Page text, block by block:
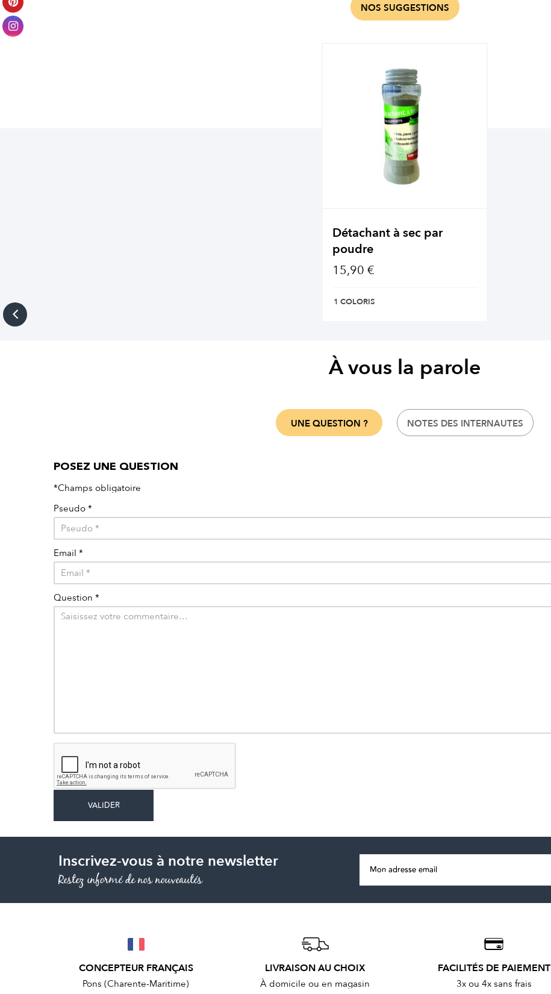
NOS SUGGESTIONS
Détachant à sec par
poudre
15,90 €
1 COLORIS
À vous la parole
UNE QUESTION ? NOTES DES INTERNAUTES
POSEZ UNE QUESTION
*Champs obligatoire
Pseudo *
Email *
Question *
Inscrivez-vous à notre newsletter
Restez informé de nos nouveautés
CONCEPTEUR FRANÇAIS
Pons (Charente-Maritime)
LIVRAISON AU CHOIX
À domicile ou en magasin
FACILITÉS DE PAIEMENT
3x ou 4x sans frais